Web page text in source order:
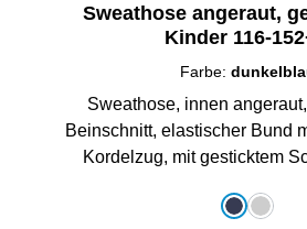
Sweathose angeraut,
Kinder 116-
Farbe:
Sweathose, innen
Beinschnitt, elastischer Bund
Kordelzug, mit gesticktem
auswählendunkelblau
grau-